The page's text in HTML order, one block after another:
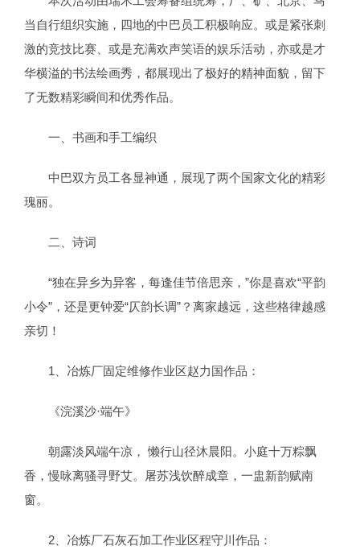
当自行组织实施，四地的中巴员工积极响应。或是紧张刺
激的竞技比赛、或是充满欢声笑语的娱乐活动，亦或是才
华横溢的书法绘画秀，都展现出了极好的精神面貌，留下
了无数精彩瞬间和优秀作品。
一、书画和手工编织
中巴双方员工各显神通，展现了两个国家文化的精彩
瑰丽。
二、诗词
“独在异乡为异客，每逢佳节倍思亲，”你是喜欢“平韵
小令”，还是更钟爱“仄韵长调”？离家越远，这些格律越感
亲切！
1、冶炼厂固定维修作业区赵力国作品：
《浣溪沙·端午》
朝露淡风端午凉， 懒行山径沐晨阳。小庭十万粽飘
香，慢咏离骚寻野艾。屠苏浅饮醉成章，一盅新韵赋南
窗。
2、冶炼厂石灰石加工作业区程守川作品：